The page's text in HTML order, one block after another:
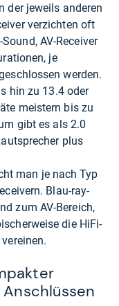
der jeweils anderen
verzichten oft
AV-Receiver
je
werden.
hin zu 13.4 oder
meistern bis zu
gibt es als 2.0
plus
man je nach Typ
Blau-ray-
zum AV-Bereich,
die HiFi-